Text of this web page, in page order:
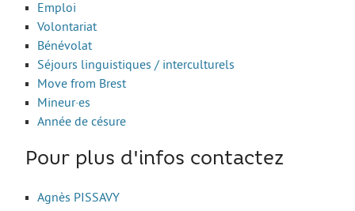
Stages, Études, Formations
Emploi
Volontariat
Bénévolat
Séjours linguistiques / interculturels
Move from Brest
Emploi
Volontariat
Bénévolat
Séjours linguistiques / interculturels
Move from Brest
Mineur·es
Année de césure
Pour plus d'infos contactez
Agnès PISSAVY